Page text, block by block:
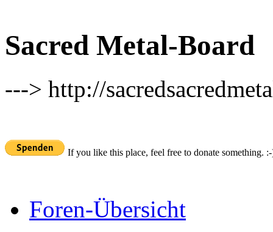
Sacred Metal-Board
---> http://
If you like this place, feel free to donate something.
Foren-Übersicht